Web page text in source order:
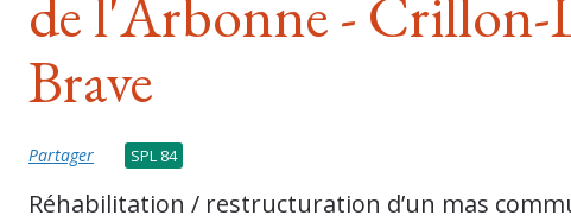
de l'Arbonne - Crillon-
Brave
Partager SPL 84
Réhabilitation / restructuration d’un mas